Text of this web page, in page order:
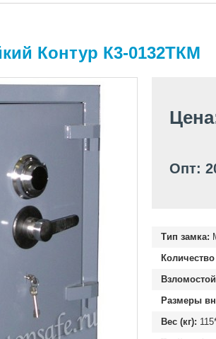
Контур К3-0132ТКМ
Опт:
Тип замка:
Размеры
Вес (кг):